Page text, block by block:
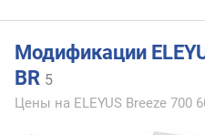
Модификации
BR 5
Цены на ELEYUS Breeze 700